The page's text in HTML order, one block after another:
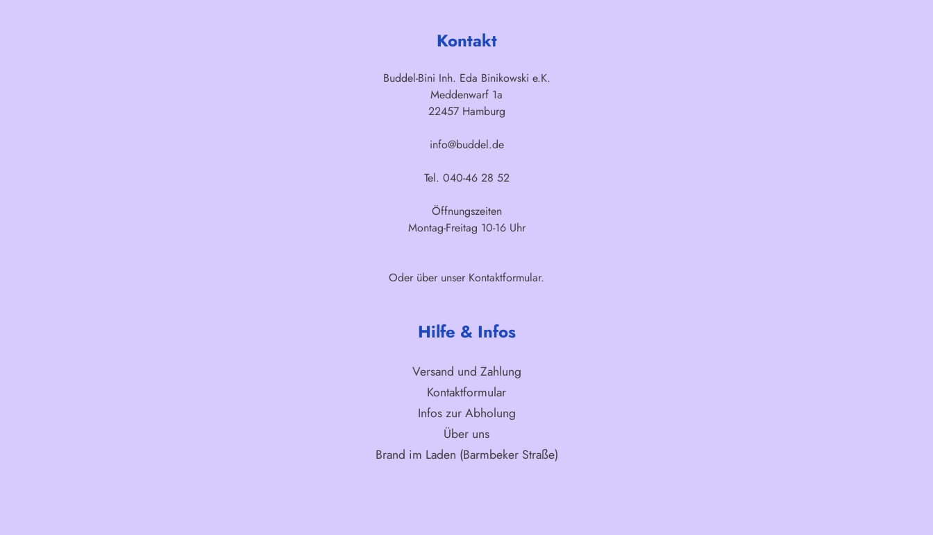
Kontakt
Buddel-Bini Inh. Eda Binikowski e.K.
Meddenwarf 1a
22457 Hamburg
info@buddel.de
Tel. 040-46 28 52
Öffnungszeiten
Montag-Freitag 10-16 Uhr
Oder über unser Kontaktformular.
Hilfe & Infos
Versand und Zahlung
Kontaktformular
Infos zur Abholung
Über uns
Brand im Laden (Barmbeker Straße)